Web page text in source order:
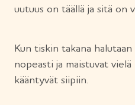
uutuus on täällä ja sitä on
Kun tiskin takana
nopeasti ja maistuvat
kääntyvät siipiin.